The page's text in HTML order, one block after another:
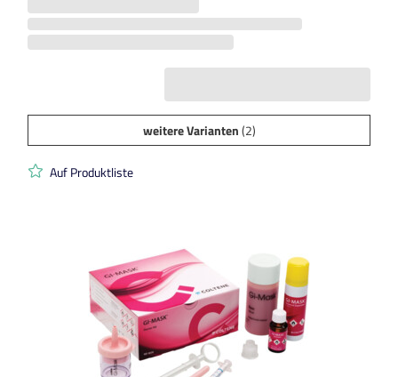
weitere Varianten(2)
Auf Produktliste